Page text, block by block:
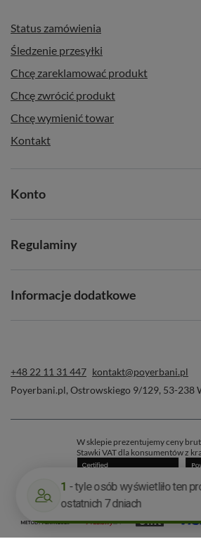
Status zamówienia
Śledzenie przesyłki
Chcę zareklamować produkt
Chcę zwrócić produkt
Chcę wymienić towar
Kontakt
Konto
Regulaminy
Informacje dodatkowe
+48 22 11 31 447 kontakt@poyerbani.pl
Poyerbani.pl, Ostrowskiego 9/129, 53-238
W sklepie prezentujemy ceny
Stawki VAT dla konsumentów z